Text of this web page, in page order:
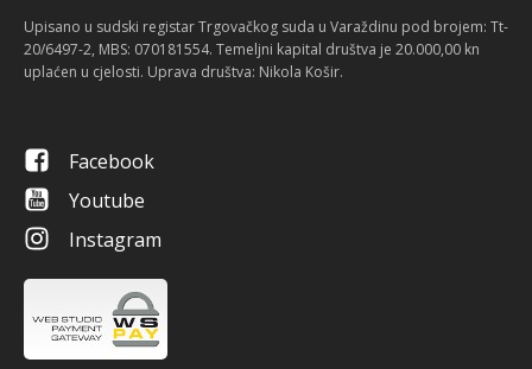
Upisano u sudski registar Trgovačkog suda u Varaždinu pod brojem: Tt-
20/6497-2, MBS: 070181554. Temeljni kapital društva je 20.000,00 kn
uplaćen u cjelosti. Uprava društva: Nikola Košir.
Facebook
Youtube
Instagram